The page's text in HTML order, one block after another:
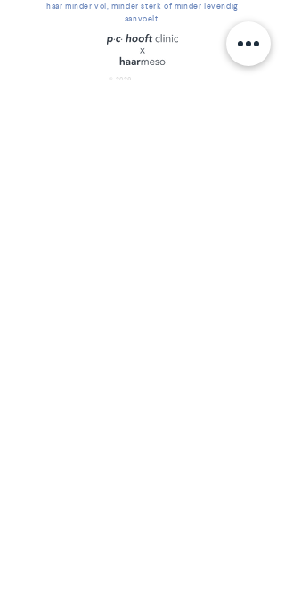
haar minder vol, minder sterk of minder levendig
aanvoelt.
2026